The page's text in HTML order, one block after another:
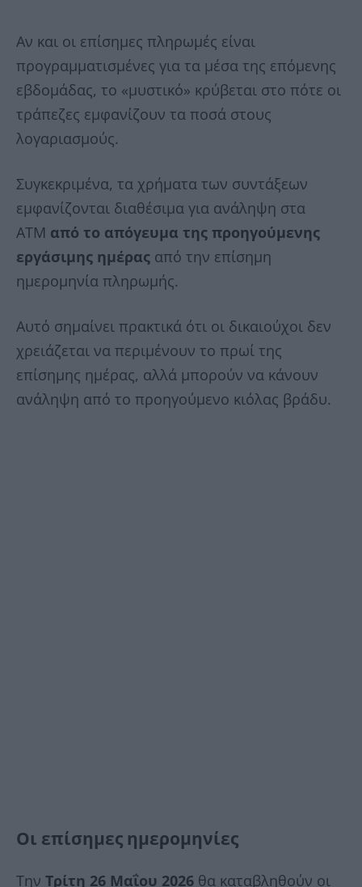
Αν και οι επίσημες πληρωμές είναι
προγραμματισμένες για τα μέσα της επόμενης
εβδομάδας, το «μυστικό» κρύβεται στο πότε οι
τράπεζες εμφανίζουν τα ποσά στους
λογαριασμούς.
Συγκεκριμένα, τα χρήματα των συντάξεων
εμφανίζονται διαθέσιμα για ανάληψη στα
ΑΤΜ από το απόγευμα της προηγούμενης
εργάσιμης ημέρας από την επίσημη
ημερομηνία πληρωμής.
Αυτό σημαίνει πρακτικά ότι οι δικαιούχοι δεν
χρειάζεται να περιμένουν το πρωί της
επίσημης ημέρας, αλλά μπορούν να κάνουν
ανάληψη από το προηγούμενο κιόλας βράδυ.
Οι επίσημες ημερομηνίες
Την Τρίτη 26 Μαΐου 2026 θα καταβληθούν οι